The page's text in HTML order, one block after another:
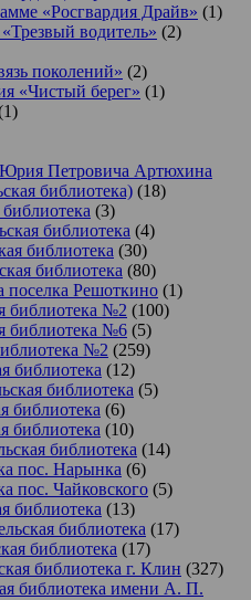
«Росгвардия Драйв» (1)
водитель» (2)
поколений» (2)
«Чистый берег» (1)
Петровича Артюхина
библиотека) (18)
библиотека (3)
библиотека (4)
библиотека (30)
библиотека (80)
поселка Решоткино (1)
библиотека №2 (100)
библиотека №6 (5)
№2 (259)
библиотека (12)
библиотека (5)
библиотека (6)
библиотека (10)
библиотека (14)
пос. Нарынка (6)
пос. Чайковского (5)
библиотека (13)
библиотека (17)
библиотека (17)
библиотека г. Клин (327)
библиотека имени А. П.